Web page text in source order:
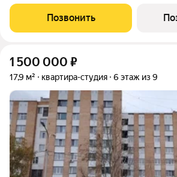
Просторная кухня-гостиная зонирована
пищи, рабочее место и зону
Позвонить
1 500 000 ₽
17,9 м² квартира-студия 6 этаж из 9